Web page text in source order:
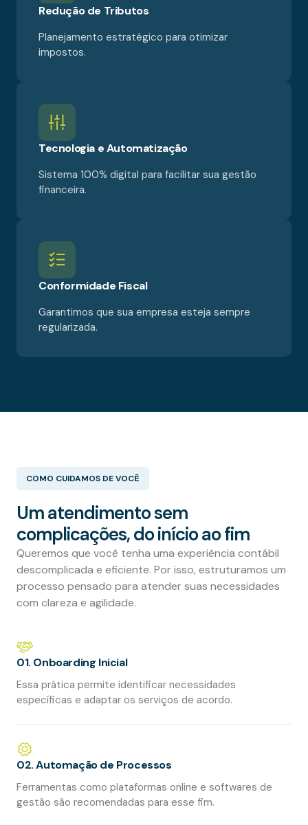
Redução de Tributos
Planejamento estratégico para otimizar
impostos.
Tecnologia e Automatização
Sistema 100% digital para facilitar sua gestão
financeira.
Conformidade Fiscal
Garantimos que sua empresa esteja sempre
regularizada.
COMO CUIDAMOS DE VOCÊ
Um atendimento sem
complicações, do início ao fim
Queremos que você tenha uma experiência contábil
descomplicada e eficiente. Por isso, estruturamos um
processo pensado para atender suas necessidades
com clareza e agilidade.
01. Onboarding Inicial
Essa prática permite identificar necessidades
específicas e adaptar os serviços de acordo.
02. Automação de Processos
Ferramentas como plataformas online e softwares de
gestão são recomendadas para esse fim.